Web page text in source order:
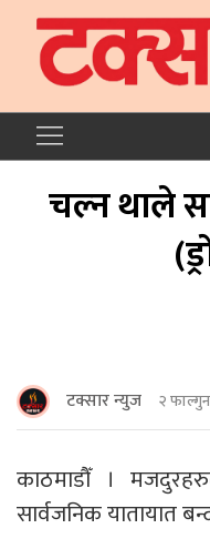
चल्न थाले
टक्सार न्युज २
काठमाडौँ ।
सार्वजनिक यातायात